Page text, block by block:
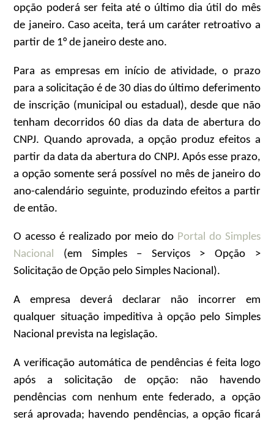
opção poderá ser feita até o último dia útil do mês
de janeiro. Caso aceita, terá um caráter retroativo a
partir de 1° de janeiro deste ano.
Para as empresas em início de atividade, o prazo
para a solicitação é de 30 dias do último deferimento
de inscrição (municipal ou estadual), desde que não
tenham decorridos 60 dias da data de abertura do
CNPJ. Quando aprovada, a opção produz efeitos a
partir da data da abertura do CNPJ. Após esse prazo,
a opção somente será possível no mês de janeiro do
ano-calendário seguinte, produzindo efeitos a partir
de então.
O acesso é realizado por meio do Portal do Simples
Nacional (em Simples – Serviços > Opção >
Solicitação de Opção pelo Simples Nacional).
A empresa deverá declarar não incorrer em
qualquer situação impeditiva à opção pelo Simples
Nacional prevista na legislação.
A verificação automática de pendências é feita logo
após a solicitação de opção: não havendo
pendências com nenhum ente federado, a opção
será aprovada; havendo pendências, a opção ficará